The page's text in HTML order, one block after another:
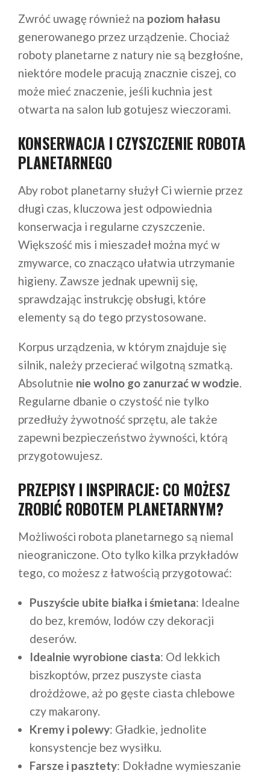
Zwróć uwagę również na poziom hałasu
generowanego przez urządzenie. Chociaż
roboty planetarne z natury nie są bezgłośne,
niektóre modele pracują znacznie ciszej, co
może mieć znaczenie, jeśli kuchnia jest
otwarta na salon lub gotujesz wieczorami.
KONSERWACJA I CZYSZCZENIE ROBOTA
PLANETARNEGO
Aby robot planetarny służył Ci wiernie przez
długi czas, kluczowa jest odpowiednia
konserwacja i regularne czyszczenie.
Większość mis i mieszadeł można myć w
zmywarce, co znacząco ułatwia utrzymanie
higieny. Zawsze jednak upewnij się,
sprawdzając instrukcję obsługi, które
elementy są do tego przystosowane.
Korpus urządzenia, w którym znajduje się
silnik, należy przecierać wilgotną szmatką.
Absolutnie nie wolno go zanurzać w wodzie
Regularne dbanie o czystość nie tylko
przedłuży żywotność sprzętu, ale także
zapewni bezpieczeństwo żywności, którą
przygotowujesz.
PRZEPISY I INSPIRACJE: CO MOŻESZ
ZROBIĆ ROBOTEM PLANETARNYM?
Możliwości robota planetarnego są niemal
nieograniczone. Oto tylko kilka przykładów
tego, co możesz z łatwością przygotować:
Puszyście ubite białka i śmietana: Idealne
do bez, kremów, lodów czy dekoracji
deserów.
Idealnie wyrobione ciasta: Od lekkich
biszkoptów, przez puszyste ciasta
drożdżowe, aż po gęste ciasta chlebowe
czy makarony.
Kremy i polewy: Gładkie, jednolite
konsystencje bez wysiłku.
Farsze i pasztety: Dokładne wymieszanie